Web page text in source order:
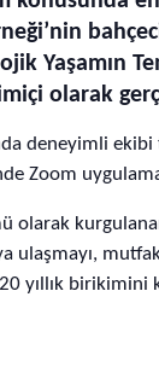
Yaşamın
olarak
deneyimli
Zoom
ulaşmayı,
yıllık